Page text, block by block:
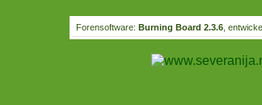
Forensoftware: Burning Board 2.3.6,